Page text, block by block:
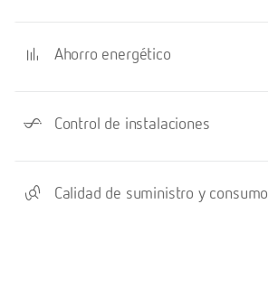
Ahorro energético
Control de instalaciones
Calidad de suministro y consumo